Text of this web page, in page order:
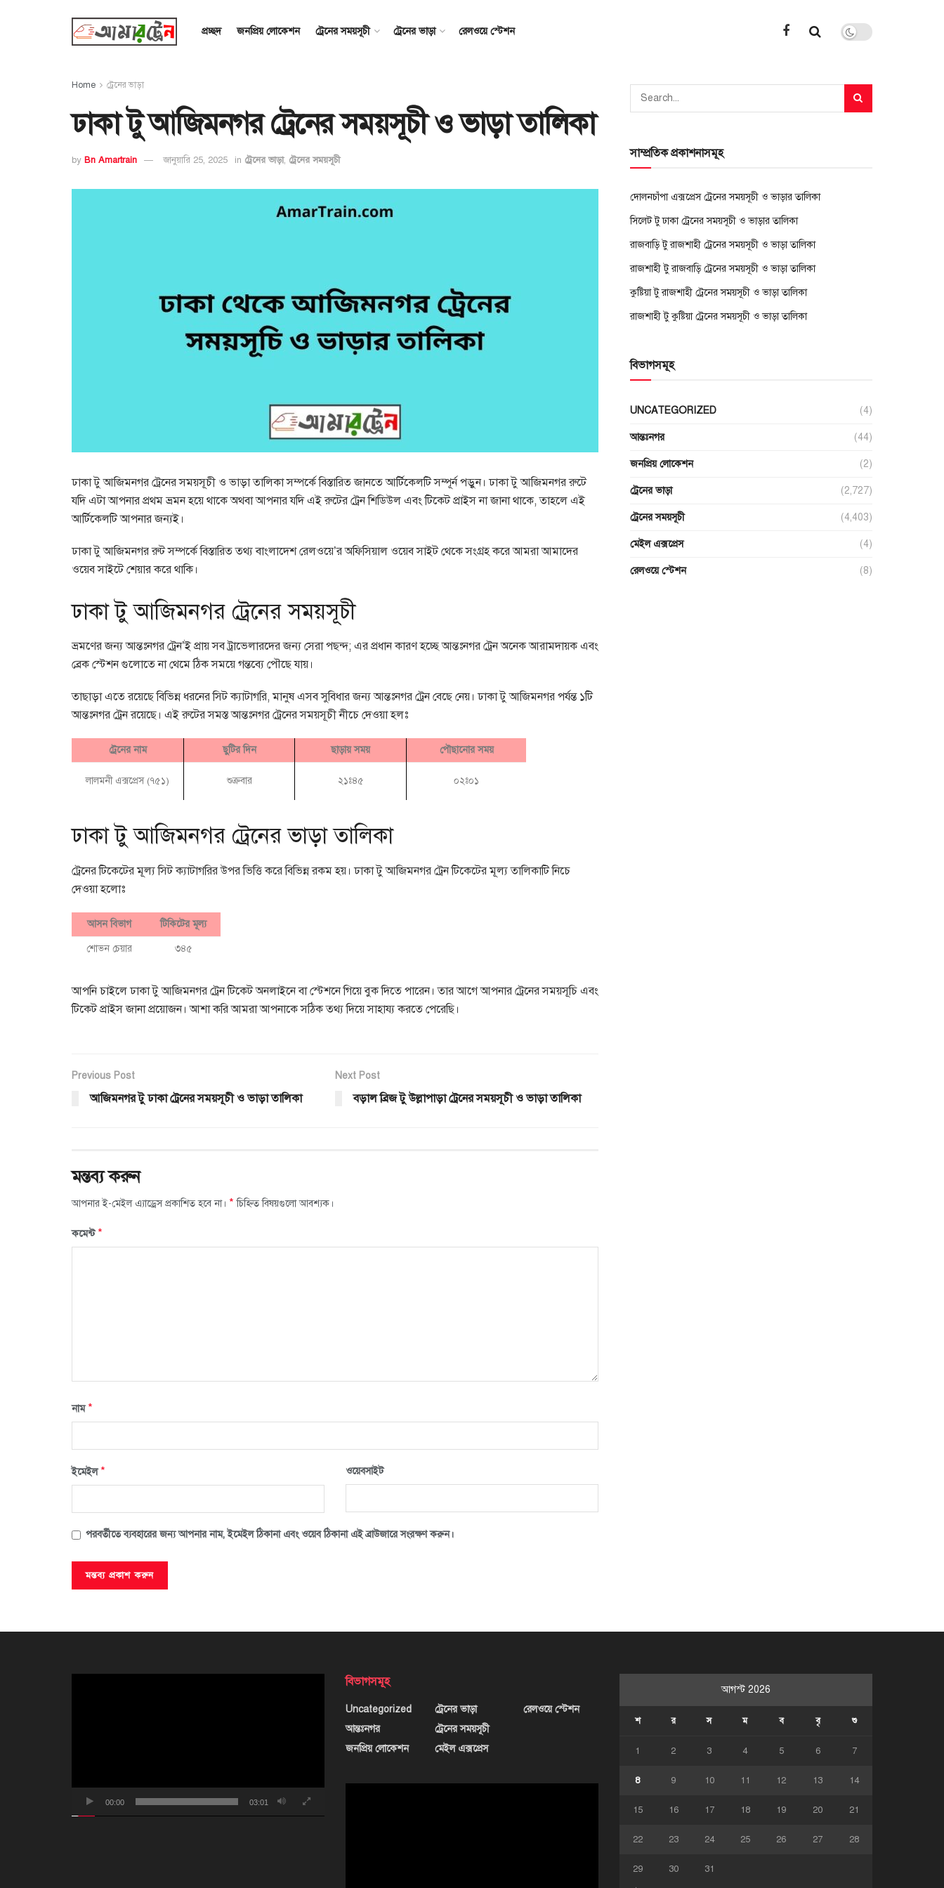
প্রচ্ছদ জনপ্রিয় লোকেশন ট্রেনের সময়সূচী ট্রেনের ভাড়া রেলওয়ে স্টেশন
Home ট্রেনের ভাড়া
ঢাকা টু আজিমনগর ট্রেনের সময়সূচী ও ভাড়া তালিকা
by Bn Amartrain জানুয়ারি 25, 2025 in ট্রেনের ভাড়া, ট্রেনের সময়সূচী
ঢাকা টু আজিমনগর ট্রেনের সময়সূচী ও ভাড়া তালিকা সম্পর্কে বিস্তারিত জানতে আর্টিকেলটি সম্পূর্ন পড়ুন। ঢাকা টু আজিমনগর রুটে
যদি এটা আপনার প্রথম ভ্রমন হয়ে থাকে অথবা আপনার যদি এই রুটের ট্রেন শিডিউল এবং টিকেট প্রাইস না জানা থাকে, তাহলে এই
আর্টিকেলটি আপনার জন্যই।
ঢাকা টু আজিমনগর রুট সম্পর্কে বিস্তারিত তথ্য বাংলাদেশ রেলওয়ে’র অফিসিয়াল ওয়েব সাইট থেকে সংগ্রহ করে আমরা আমাদের
ওয়েব সাইটে শেয়ার করে থাকি।
ঢাকা টু আজিমনগর ট্রেনের সময়সূচী
ভ্রমণের জন্য আন্তঃনগর ট্রেন’ই প্রায় সব ট্রাভেলারদের জন্য সেরা পছন্দ; এর প্রধান কারণ হচ্ছে আন্তঃনগর ট্রেন অনেক আরামদায়ক এবং
ব্রেক স্টেশন গুলোতে না থেমে ঠিক সময়ে গন্তব্যে পৌছে যায়।
তাছাড়া এতে রয়েছে বিভিন্ন ধরনের সিট ক্যাটাগরি, মানুষ এসব সুবিধার জন্য আন্তঃনগর ট্রেন বেছে নেয়। ঢাকা টু আজিমনগর পর্যন্ত ১টি
আন্তঃনগর ট্রেন রয়েছে। এই রুটের সমস্ত আন্তঃনগর ট্রেনের সময়সূচী নীচে দেওয়া হলঃ
ট্রেনের নাম ছুটির দিন ছাড়ায় সময় পৌছানোর সময়
লালমনী এক্সপ্রেস (৭৫১) শুক্রবার ২১ঃ৪৫ ০২ঃ০১
ঢাকা টু আজিমনগর ট্রেনের ভাড়া তালিকা
ট্রেনের টিকেটের মূল্য সিট ক্যাটাগরির উপর ভিত্তি করে বিভিন্ন রকম হয়। ঢাকা টু আজিমনগর ট্রেন টিকেটের মূল্য তালিকাটি নিচে
দেওয়া হলোঃ
আসন বিভাগ টিকিটের মূল্য
শোভন চেয়ার ৩৪৫
আপনি চাইলে ঢাকা টু আজিমনগর ট্রেন টিকেট অনলাইনে বা স্টেশনে গিয়ে বুক দিতে পারেন। তার আগে আপনার ট্রেনের সময়সূচি এবং
টিকেট প্রাইস জানা প্রয়োজন। আশা করি আমরা আপনাকে সঠিক তথ্য দিয়ে সাহায্য করতে পেরেছি।
Previous Post
আজিমনগর টু ঢাকা ট্রেনের সময়সূচী ও ভাড়া তালিকা
Next Post
বড়াল ব্রিজ টু উল্লাপাড়া ট্রেনের সময়সূচী ও ভাড়া তালিকা
মন্তব্য করুন
আপনার ই-মেইল এ্যাড্রেস প্রকাশিত হবে না। * চিহ্নিত বিষয়গুলো আবশ্যক।
কমেন্ট*
নাম*
ইমেইল* ওয়েবসাইট
পরবর্তীতে ব্যবহারের জন্য আপনার নাম, ইমেইল ঠিকানা এবং ওয়েব ঠিকানা এই ব্রাউজারে সংরক্ষণ করুন।
সাম্প্রতিক প্রকাশনাসমূহ
দোলনচাঁপা এক্সপ্রেস ট্রেনের সময়সূচী ও ভাড়ার তালিকা
সিলেট টু ঢাকা ট্রেনের সময়সূচী ও ভাড়ার তালিকা
রাজবাড়ি টু রাজশাহী ট্রেনের সময়সূচী ও ভাড়া তালিকা
রাজশাহী টু রাজবাড়ি ট্রেনের সময়সূচী ও ভাড়া তালিকা
কুষ্টিয়া টু রাজশাহী ট্রেনের সময়সূচী ও ভাড়া তালিকা
রাজশাহী টু কুষ্টিয়া ট্রেনের সময়সূচী ও ভাড়া তালিকা
বিভাগসমূহ
UNCATEGORIZED (4)
আন্তঃনগর (44)
জনপ্রিয় লোকেশন (2)
ট্রেনের ভাড়া (2,727)
ট্রেনের সময়সূচী (4,403)
মেইল এক্সপ্রেস (4)
রেলওয়ে স্টেশন (8)
00:00 03:01
বিভাগসমূহ
Uncategorized
আন্তঃনগর
জনপ্রিয় লোকেশন
ট্রেনের ভাড়া
ট্রেনের সময়সূচী
মেইল এক্সপ্রেস
রেলওয়ে স্টেশন
আগস্ট 2026
শ র স ম ব বৃ শু
1 2 3 4 5 6 7
8 9 10 11 12 13 14
15 16 17 18 19 20 21
22 23 24 25 26 27 28
29 30 31